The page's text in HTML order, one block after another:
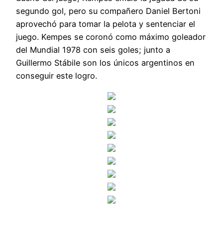
segundo gol, pero su compañero Daniel Bertoni
aprovechó para tomar la pelota y sentenciar el
juego. Kempes se coronó como máximo goleador
del Mundial 1978 con seis goles; junto a
Guillermo Stábile son los únicos argentinos en
conseguir este logro.